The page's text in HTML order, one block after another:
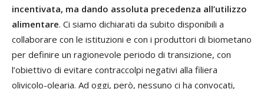
incentivata, ma dando assoluta precedenza all’utilizzo
alimentare. Ci siamo dichiarati da subito disponibili a
collaborare con le istituzioni e con i produttori di biometano
per definire un ragionevole periodo di transizione, con
l’obiettivo di evitare contraccolpi negativi alla filiera
olivicolo-olearia. Ad oggi, però, nessuno ci ha convocati,